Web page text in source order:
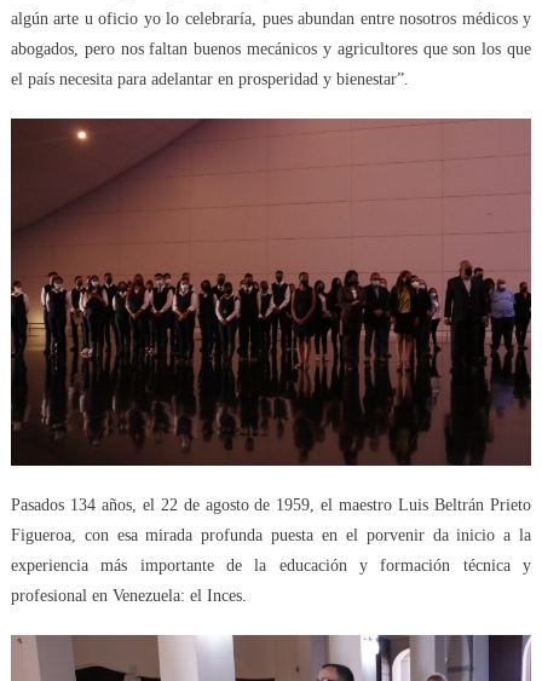
algún arte u oficio yo lo celebraría, pues abundan entre nosotros médicos y
abogados, pero nos faltan buenos mecánicos y agricultores que son los que
el país necesita para adelantar en prosperidad y bienestar”.
Pasados 134 años, el 22 de agosto de 1959, el maestro Luis Beltrán Prieto
Figueroa, con esa mirada profunda puesta en el porvenir da inicio a la
experiencia más importante de la educación y formación técnica y
profesional en Venezuela: el Inces.